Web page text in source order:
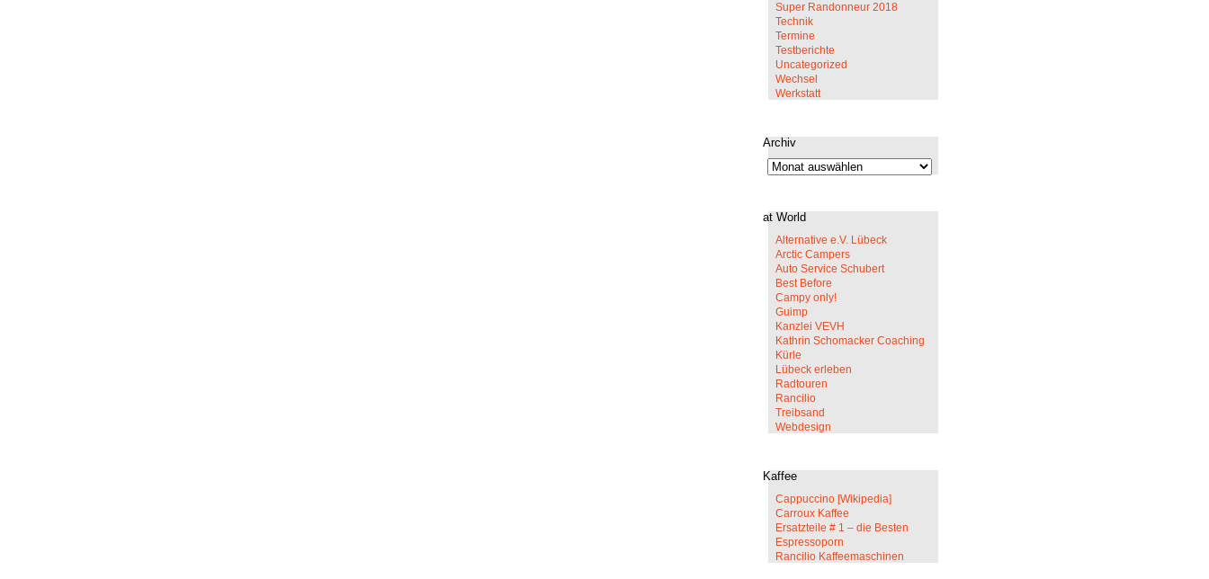
Super Randonneur 2018
Technik
Termine
Testberichte
Uncategorized
Wechsel
Werkstatt
Archiv
Archiv
at World
Alternative e.V. Lübeck
Arctic Campers
Auto Service Schubert
Best Before
Campy only!
Guimp
Kanzlei VEVH
Kathrin Schomacker Coaching
Kürle
Lübeck erleben
Radtouren
Rancilio
Treibsand
Webdesign
Kaffee
Cappuccino [Wikipedia]
Carroux Kaffee
Ersatzteile # 1 – die Besten
Espressoporn
Rancilio Kaffeemaschinen